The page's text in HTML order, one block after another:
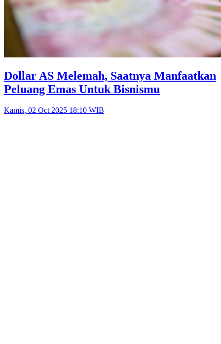
Dollar AS Melemah, Saatnya Manfaatkan
Peluang Emas Untuk Bisnismu
Kamis, 02 Oct 2025 18:10 WIB